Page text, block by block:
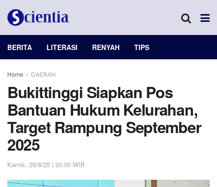
BERITA LITERASI RENYAH TIPS
Home DAERAH
Bukittinggi Siapkan Pos
Bantuan Hukum Kelurahan,
Target Rampung September
2025
Kamis, 28/8/25 | 20:00 WIB